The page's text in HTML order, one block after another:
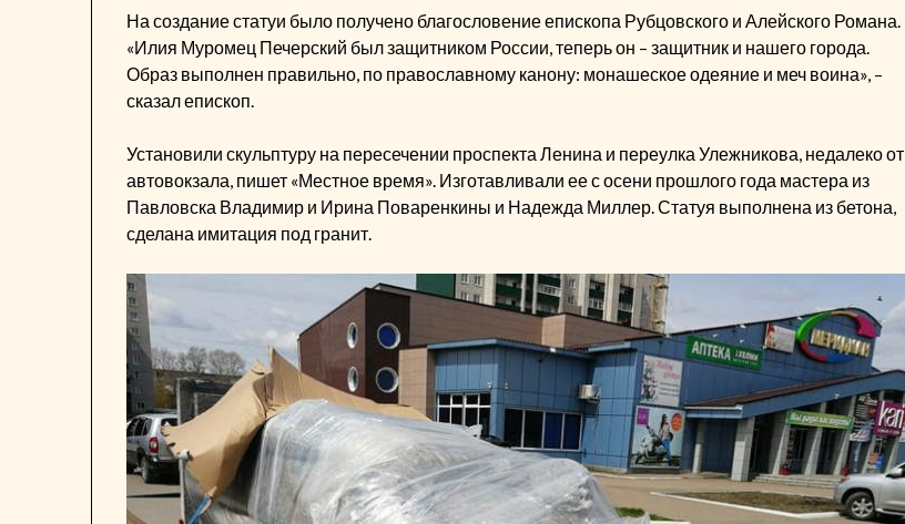
На создание статуи было получено благословение епископа Рубцовского и Алейского Романа.
«Илия Муромец Печерский был защитником России, теперь он – защитник и нашего города.
Образ выполнен правильно, по православному канону: монашеское одеяние и меч воина», –
сказал епископ.
Установили скульптуру на пересечении проспекта Ленина и переулка Улежникова, недалеко от
автовокзала, пишет «Местное время». Изготавливали ее с осени прошлого года мастера из
Павловска Владимир и Ирина Поваренкины и Надежда Миллер. Статуя выполнена из бетона,
сделана имитация под гранит.